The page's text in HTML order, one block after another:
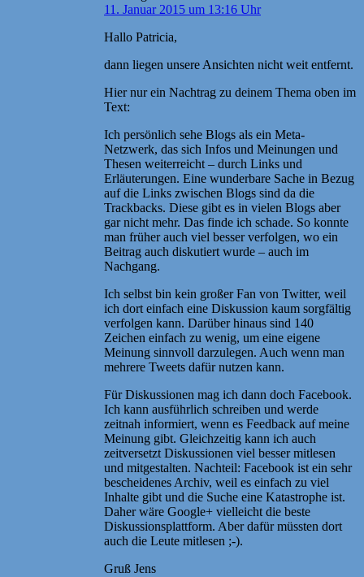
11. Januar 2015 um 13:16 Uhr
Hallo Patricia,
dann liegen unsere Ansichten nicht weit entfernt.
Hier nur ein Nachtrag zu deinem Thema oben im
Text:
Ich persönlich sehe Blogs als ein Meta-
Netzwerk, das sich Infos und Meinungen und
Thesen weiterreicht – durch Links und
Erläuterungen. Eine wunderbare Sache in Bezug
auf die Links zwischen Blogs sind da die
Trackbacks. Diese gibt es in vielen Blogs aber
gar nicht mehr. Das finde ich schade. So konnte
man früher auch viel besser verfolgen, wo ein
Beitrag auch diskutiert wurde – auch im
Nachgang.
Ich selbst bin kein großer Fan von Twitter, weil
ich dort einfach eine Diskussion kaum sorgfältig
verfolgen kann. Darüber hinaus sind 140
Zeichen einfach zu wenig, um eine eigene
Meinung sinnvoll darzulegen. Auch wenn man
mehrere Tweets dafür nutzen kann.
Für Diskussionen mag ich dann doch Facebook.
Ich kann ausführlich schreiben und werde
zeitnah informiert, wenn es Feedback auf meine
Meinung gibt. Gleichzeitig kann ich auch
zeitversetzt Diskussionen viel besser mitlesen
und mitgestalten. Nachteil: Facebook ist ein sehr
bescheidenes Archiv, weil es einfach zu viel
Inhalte gibt und die Suche eine Katastrophe ist.
Daher wäre Google+ vielleicht die beste
Diskussionsplattform. Aber dafür müssten dort
auch die Leute mitlesen ;-).
Gruß Jens